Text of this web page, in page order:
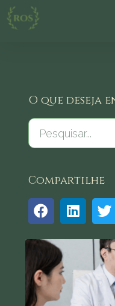
O que deseja
Compartilhe